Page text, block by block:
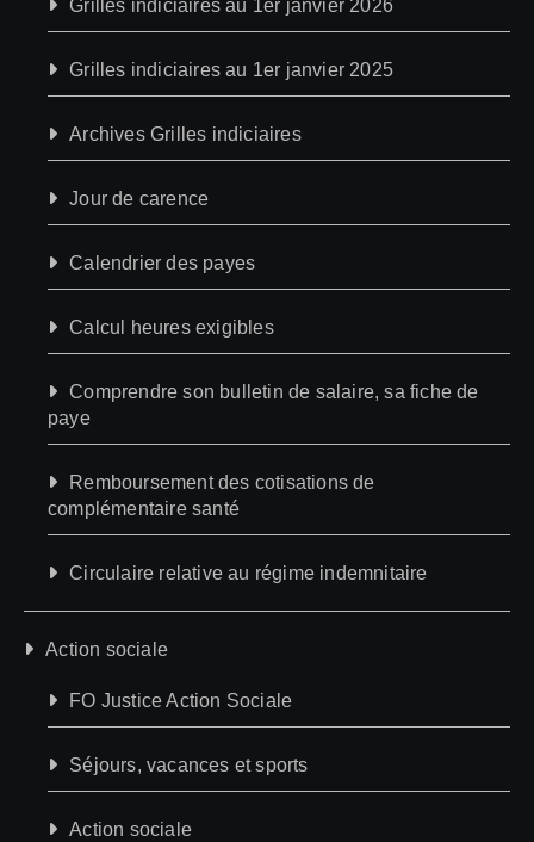
Grilles indiciaires au 1er janvier 2026
Grilles indiciaires au 1er janvier 2025
Archives Grilles indiciaires
Jour de carence
Calendrier des payes
Calcul heures exigibles
Comprendre son bulletin de salaire, sa fiche de
paye
Remboursement des cotisations de
complémentaire santé
Circulaire relative au régime indemnitaire
Action sociale
FO Justice Action Sociale
Séjours, vacances et sports
Action sociale